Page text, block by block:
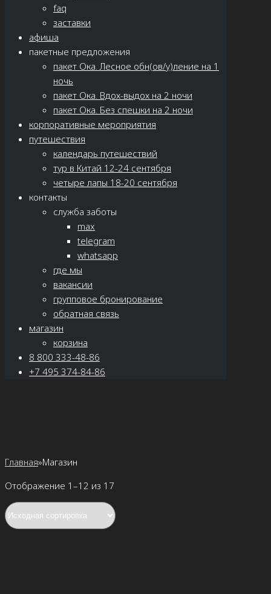
faq
заставки
афиша
пакетные предложения
пакет Ока. Лесное обн(ов/у)ление на 1
ночь
пакет Ока. Вдох-выдох на 2 ночи
пакет Ока. Без спешки на 2 ночи
корпоративные мероприятия
путешествия
календарь путешествий
тур в Китай 12-24 сентября
четыре лапы 18-20 сентября
контакты
служба заботы
max
telegram
whatsapp
где мы
вакансии
групповое бронирование
обратная связь
магазин
корзина
8 800 333-48-86
+7 495 374-84-86
Главная»Магазин
Отображение 1–12 из 17